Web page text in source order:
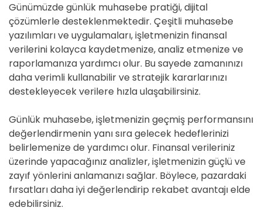
Günümüzde günlük muhasebe pratiği, dijital
çözümlerle desteklenmektedir. Çeşitli muhasebe
yazılımları ve uygulamaları, işletmenizin finansal
verilerini kolayca kaydetmenize, analiz etmenize ve
raporlamanıza yardımcı olur. Bu sayede zamanınızı
daha verimli kullanabilir ve stratejik kararlarınızı
destekleyecek verilere hızla ulaşabilirsiniz.
Günlük muhasebe, işletmenizin geçmiş performansını
değerlendirmenin yanı sıra gelecek hedeflerinizi
belirlemenize de yardımcı olur. Finansal verileriniz
üzerinde yapacağınız analizler, işletmenizin güçlü ve
zayıf yönlerini anlamanızı sağlar. Böylece, pazardaki
fırsatları daha iyi değerlendirip rekabet avantajı elde
edebilirsiniz.